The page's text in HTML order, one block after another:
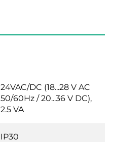
24VAC/DC (18...28 V AC
50/60Hz / 20...36 V DC),
2.5 VA
IP30